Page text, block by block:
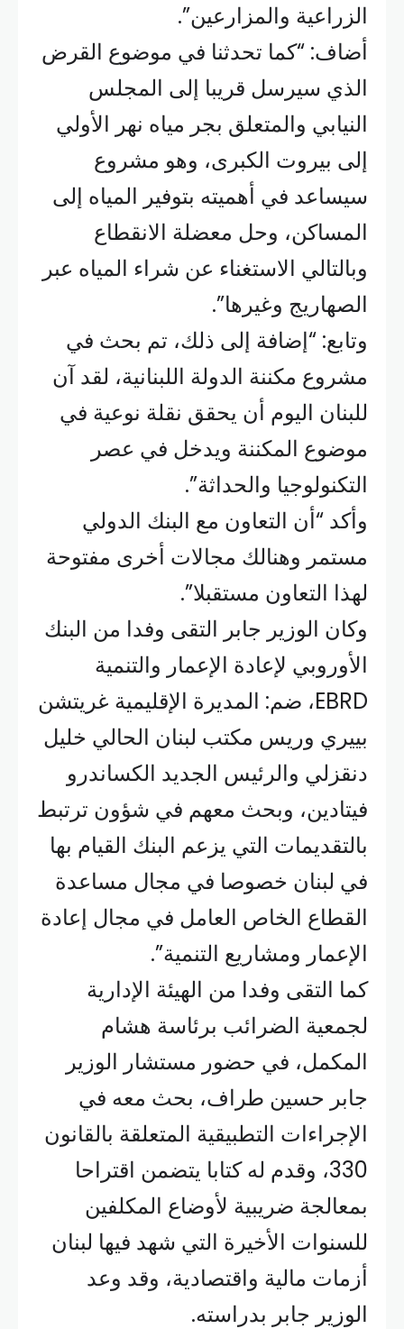
الزراعية والمزارعين”.
أضاف: “كما تحدثنا في موضوع القرض
الذي سيرسل قريبا إلى المجلس
النيابي والمتعلق بجر مياه نهر الأولي
إلى بيروت الكبرى، وهو مشروع
سيساعد في أهميته بتوفير المياه إلى
المساكن، وحل معضلة الانقطاع
وبالتالي الاستغناء عن شراء المياه عبر
الصهاريج وغيرها”.
وتابع: “إضافة إلى ذلك، تم بحث في
مشروع مكننة الدولة اللبنانية، لقد آن
للبنان اليوم أن يحقق نقلة نوعية في
موضوع المكننة ويدخل في عصر
التكنولوجيا والحداثة”.
وأكد “أن التعاون مع البنك الدولي
مستمر وهنالك مجالات أخرى مفتوحة
لهذا التعاون مستقبلا”.
وكان الوزير جابر التقى وفدا من البنك
الأوروبي لإعادة الإعمار والتنمية
EBRD، ضم: المديرة الإقليمية غريتشن
بييري وريس مكتب لبنان الحالي خليل
دنقزلي والرئيس الجديد الكساندرو
فيتادين، وبحث معهم في شؤون ترتبط
بالتقديمات التي يزعم البنك القيام بها
في لبنان خصوصا في مجال مساعدة
القطاع الخاص العامل في مجال إعادة
الإعمار ومشاريع التنمية”.
كما التقى وفدا من الهيئة الإدارية
لجمعية الضرائب برئاسة هشام
المكمل، في حضور مستشار الوزير
جابر حسين طراف، بحث معه في
الإجراءات التطبيقية المتعلقة بالقانون
330، وقدم له كتابا يتضمن اقتراحا
بمعالجة ضريبية لأوضاع المكلفين
للسنوات الأخيرة التي شهد فيها لبنان
أزمات مالية واقتصادية، وقد وعد
الوزير جابر بدراسته.